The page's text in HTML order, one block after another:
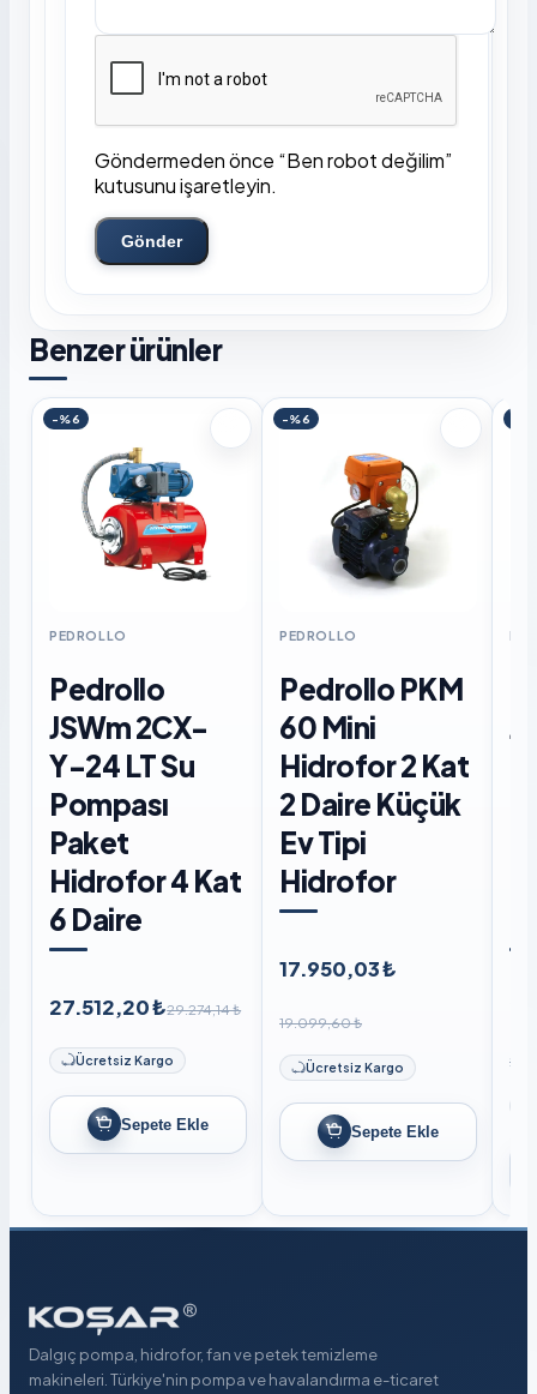
Göndermeden önce “Ben robot değilim”
kutusunu işaretleyin.
Gönder
Benzer ürünler
-%6
PEDROLLO
Pedrollo
JSWm 2CX-
Y-24 LT Su
Pompası
Paket
Hidrofor 4 Kat
6 Daire
27.512,20 ₺29.274,14 ₺
Ücretsiz Kargo
Sepete Ekle
-%6
PEDROLLO
Pedrollo PKM
60 Mini
Hidrofor 2 Kat
2 Daire Küçük
Ev Tipi
Hidrofor
17.950,03 ₺
19.099,60 ₺
Ücretsiz Kargo
Sepete Ekle
Dalgıç pompa, hidrofor, fan ve petek temizleme
makineleri. Türkiye'nin pompa ve havalandırma e-ticaret